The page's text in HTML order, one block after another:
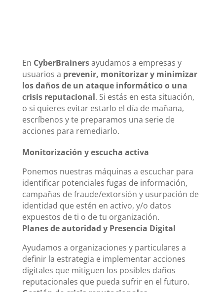
En CyberBrainersayudamos a empresas y
usuarios a prevenir, monitorizar y minimizar
los daños de un ataque informático o una
crisis reputacional. Si estás en esta situación,
o si quieres evitar estarlo el día de mañana,
escríbenos y te preparamos una serie de
acciones para remediarlo.
Monitorización y escucha activa
Ponemos nuestras máquinas a escuchar para
identificar potenciales fugas de información,
campañas de fraude/extorsión y usurpación de
identidad que estén en activo, y/o datos
expuestos de ti o de tu organización.
Planes de autoridad y Presencia Digital
Ayudamos a organizaciones y particulares a
definir la estrategia e implementar acciones
digitales que mitiguen los posibles daños
reputacionales que pueda sufrir en el futuro.